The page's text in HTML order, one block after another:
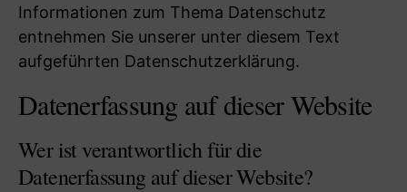
Informationen zum Thema Datenschutz
entnehmen Sie unserer unter diesem Text
aufgeführten Datenschutzerklärung.
Datenerfassung auf dieser Website
Wer ist verantwortlich für die
Datenerfassung auf dieser Website?